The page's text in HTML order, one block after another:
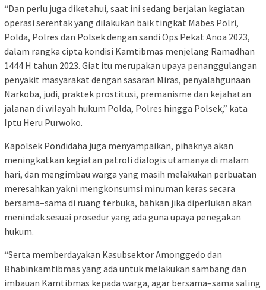
“Dan perlu juga diketahui, saat ini sedang berjalan kegiatan
operasi serentak yang dilakukan baik tingkat Mabes Polri,
Polda, Polres dan Polsek dengan sandi Ops Pekat Anoa 2023,
dalam rangka cipta kondisi Kamtibmas menjelang Ramadhan
1444 H tahun 2023. Giat itu merupakan upaya penanggulangan
penyakit masyarakat dengan sasaran Miras, penyalahgunaan
Narkoba, judi, praktek prostitusi, premanisme dan kejahatan
jalanan di wilayah hukum Polda, Polres hingga Polsek,” kata
Iptu Heru Purwoko.
Kapolsek Pondidaha juga menyampaikan, pihaknya akan
meningkatkan kegiatan patroli dialogis utamanya di malam
hari, dan mengimbau warga yang masih melakukan perbuatan
meresahkan yakni mengkonsumsi minuman keras secara
bersama–sama di ruang terbuka, bahkan jika diperlukan akan
menindak sesuai prosedur yang ada guna upaya penegakan
hukum.
“Serta memberdayakan Kasubsektor Amonggedo dan
Bhabinkamtibmas yang ada untuk melakukan sambang dan
imbauan Kamtibmas kepada warga, agar bersama–sama saling